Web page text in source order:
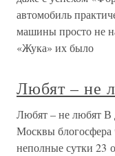
автомобиль
машины просто не
«Жука» их было
Любят – не
Любят – не любят В
Москвы блогосфера
неполные сутки 23